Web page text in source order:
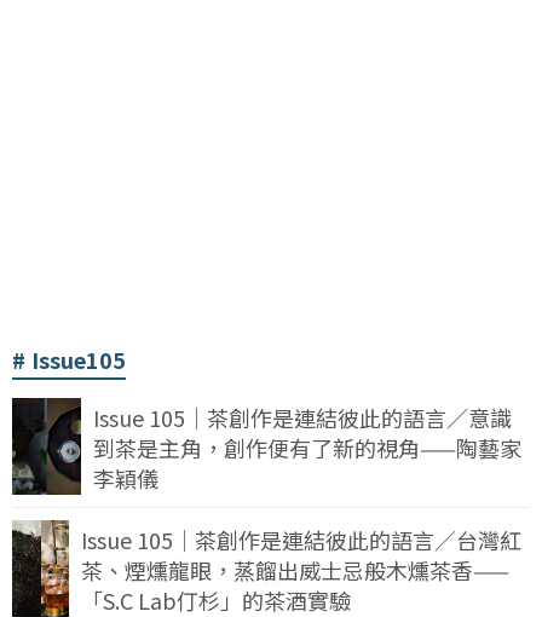
Issue105
Issue 105｜茶創作是連結彼此的語言／意識
到茶是主角，創作便有了新的視角——陶藝家
李穎儀
Issue 105｜茶創作是連結彼此的語言／台灣紅
茶、煙燻龍眼，蒸餾出威士忌般木燻茶香——
「S.C Lab仃杉」的茶酒實驗